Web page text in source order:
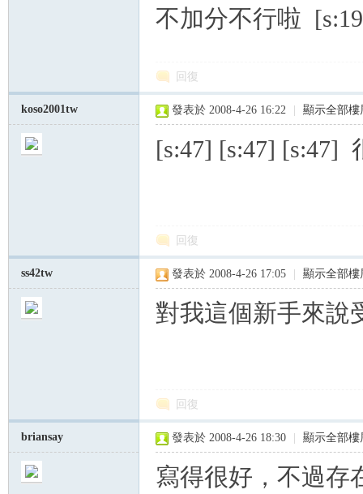
不加分不行啦
回復
koso2001tw 發表於 2008-4-26 16:22 顯示全部樓
[s:47] [s:47] [s:47]
回復
ss42tw 發表於 2008-4-26 17:05 顯示全部樓
對我這個新手來說
回復
briansay 發表於 2008-4-26 18:30 顯示全部樓
寫得很好，不過存